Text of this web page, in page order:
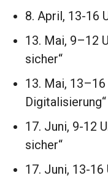
8. April, 13-16
13. Mai, 9–12
sicher“
13. Mai, 13–16
Digitalisierung“
17. Juni, 9-12
sicher“
17. Juni, 13-16